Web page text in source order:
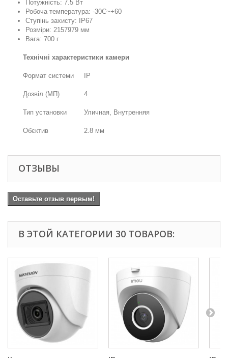
Потужність: 7.5 Вт
Робоча температура: -30C~+60
Ступінь захисту: IP67
Розміри: 2157979 мм
Вага: 700 г
Технічні характеристики камери
Формат системи IP
Дозвіл (МП) 4
Тип установки Уличная, Внутренняя
Обєктив 2.8 мм
ОТЗЫВЫ
Оставьте отзыв первым!
В ЭТОЙ КАТЕГОРИИ 30 ТОВАРОВ: